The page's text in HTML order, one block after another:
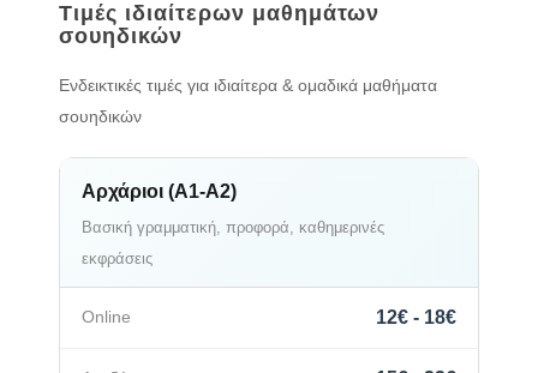
Τιμές ιδιαίτερων μαθημάτων
σουηδικών
Ενδεικτικές τιμές για ιδιαίτερα & ομαδικά μαθήματα
σουηδικών
Αρχάριοι (A1-A2)
Βασική γραμματική, προφορά, καθημερινές
εκφράσεις
12€ - 18€